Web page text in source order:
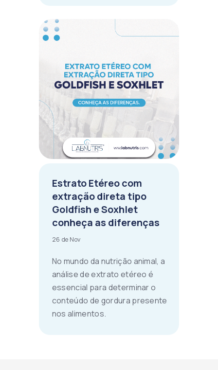
Estrato Etéreo com
extração direta tipo
Goldfish e Soxhlet
conheça as diferenças
26 de Nov
No mundo da nutrição animal, a
análise de extrato etéreo é
essencial para determinar o
conteúdo de gordura presente
nos alimentos.